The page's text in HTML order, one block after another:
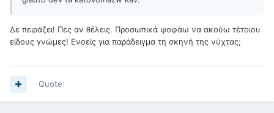
Δε πειράζει! Πες αν θέλεις. Προσωπικά ψοφάω να ακούω τέτοιου
είδους γνώμες! Ενοείς για παράδειγμα τη σκηνή της νύχτας;
Quote